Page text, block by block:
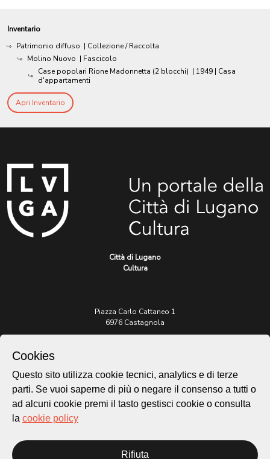
Inventario
Patrimonio diffuso | Collezione / Raccolta
Molino Nuovo | Fascicolo
Case popolari Rione Madonnetta (2 blocchi) | 1949 | Casa
d'appartamenti
Apri Inventario
Città di Lugano
Cultura
Piazza Carlo Cattaneo 1
6976 Castagnola
Per informazioni:
patrimonio@lugano.ch
t. +41 58 866 68 50
Cookie policy
Cookies
Questo sito utilizza cookie tecnici, analytics e di terze
parti. Se vuoi saperne di più o negare il consenso a tutti o
ad alcuni cookie premi il tasto gestisci cookie o consulta
la cookie policy
Rifiuta